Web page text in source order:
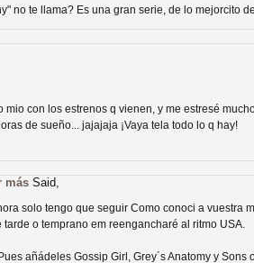
semana
de las estrellas de
no te llama? Es una gran serie, de lo mejorcito
mio con los estrenos q vienen, y me estresé
de sueño... jajajaja ¡Vaya tela todo lo q hay!
más Said,
solo tengo que seguir Como conoci a vuestra
tarde o temprano em reengancharé al ritmo USA.
añádeles Gossip Girl, Grey´s Anatomy y Sons